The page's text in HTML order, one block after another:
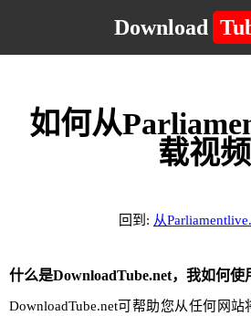
Download
如何从
载视频
回到: 从
什么是DownloadTube.net，我如何使
DownloadTube.net可帮助您从任何网